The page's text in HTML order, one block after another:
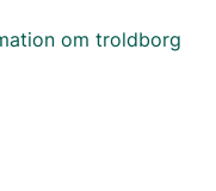
om troldborg